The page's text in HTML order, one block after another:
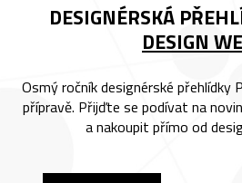
DESIGNÉRSKÁ
DESIGN
Osmý ročník designérské přehlídky
přípravě. Přijďte se podívat na
a nakoupit přímo od